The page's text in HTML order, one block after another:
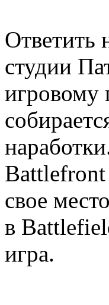
Ответить
студии
игровому
Battlefront
свое
в
игра.